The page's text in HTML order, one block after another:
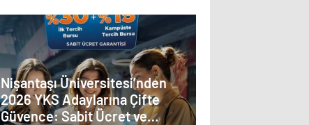
Nişantaşı Üniversitesi’nden
2026 YKS Adaylarına Çifte
Güvence: Sabit Ücret ve